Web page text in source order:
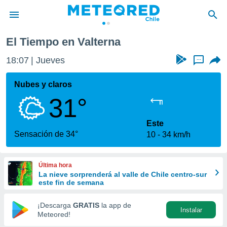
de
por
que se
calidad.
a este
las
y
forma
digital
basada
El Tiempo en Valterna
18:08 Jueves ...
Nubes y claros
31°
Sensación de 34°
Este
10
34 km/h
Última hora
La nieve sorprenderá al valle de Chile centro-sur
este fin de semana
¡Descarga GRATIS la app de
Meteored!
Instalar